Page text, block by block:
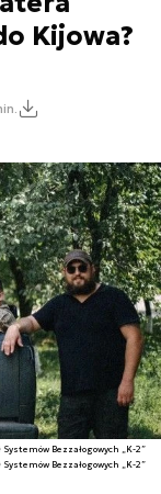
Kijowa?
Bezzałogowych „K-2”
Bezzałogowych „K-2”